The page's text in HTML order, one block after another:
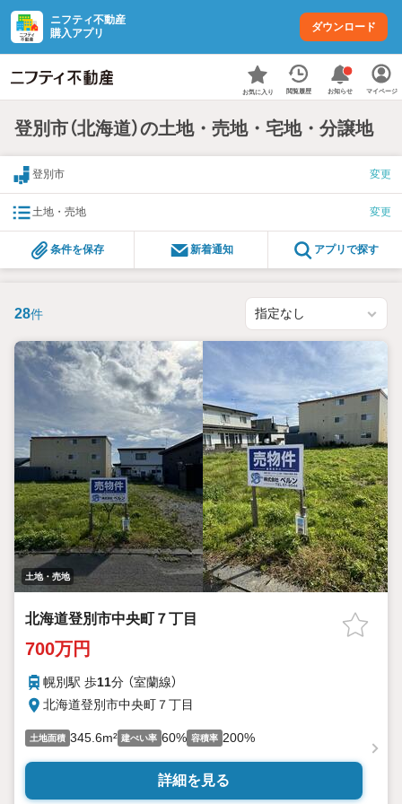
ニフティ不動産
購入アプリ
ダウンロード
お気に入り 閲覧履歴 お知らせ マイページ
登別市（北海道）の土地・売地・宅地・分譲地
登別市 変更
土地・売地 変更
条件を保存 新着通知 アプリで探す
28件
土地・売地
北海道登別市中央町７丁目
700万円
幌別駅 歩11分 （室蘭線）
北海道登別市中央町７丁目
土地面積 345.6m² 建ぺい率 60% 容積率 200%
詳細を見る